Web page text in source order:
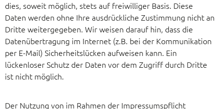
dies, soweit möglich, stets auf freiwilliger Basis. Diese
Daten werden ohne Ihre ausdrückliche Zustimmung nicht an
Dritte weitergegeben. Wir weisen darauf hin, dass die
Datenübertragung im Internet (z.B. bei der Kommunikation
per E-Mail) Sicherheitslücken aufweisen kann. Ein
lückenloser Schutz der Daten vor dem Zugriff durch Dritte
ist nicht möglich.
Der Nutzung von im Rahmen der Impressumspflicht